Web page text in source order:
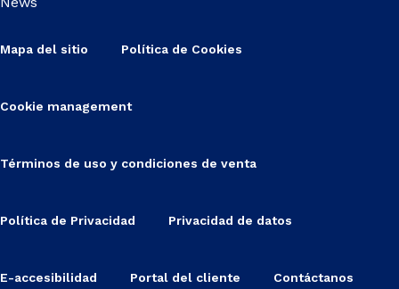
Mapa del sitio Política de Cookies
Cookie management
Términos de uso y condiciones de venta
Política de Privacidad Privacidad de datos
E-accesibilidad Portal del cliente Contáctanos